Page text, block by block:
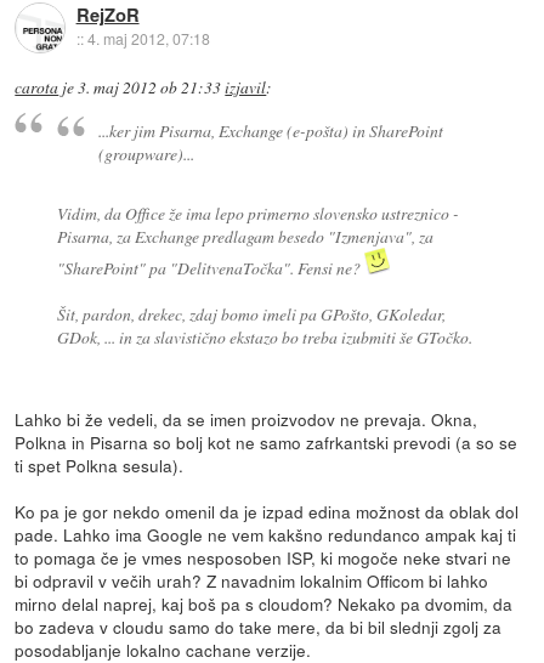
RejZoR
::4. maj 2012, 07:18
carota je3. maj 2012 ob 21:33izjavil:
...ker jim Pisarna, Exchange (e-pošta) in SharePoint
(groupware)...
Vidim, da Office že ima lepo primerno slovensko ustreznico -
Pisarna, za Exchange predlagam besedo "Izmenjava", za
"SharePoint" pa "DelitvenaTočka". Fensi ne?
Šit, pardon, drekec, zdaj bomo imeli pa GPošto, GKoledar,
GDok, ... in za slavistično ekstazo bo treba izubmiti še GTočko.
Lahko bi že vedeli, da se imen proizvodov ne prevaja. Okna,
Polkna in Pisarna so bolj kot ne samo zafrkantski prevodi (a so se
ti spet Polkna sesula).
Ko pa je gor nekdo omenil da je izpad edina možnost da oblak dol
pade. Lahko ima Google ne vem kakšno redundanco ampak kaj ti
to pomaga če je vmes nesposoben ISP, ki mogoče neke stvari ne
bi odpravil v večih urah? Z navadnim lokalnim Officom bi lahko
mirno delal naprej, kaj boš pa s cloudom? Nekako pa dvomim, da
bo zadeva v cloudu samo do take mere, da bi bil slednji zgolj za
posodabljanje lokalno cachane verzije.